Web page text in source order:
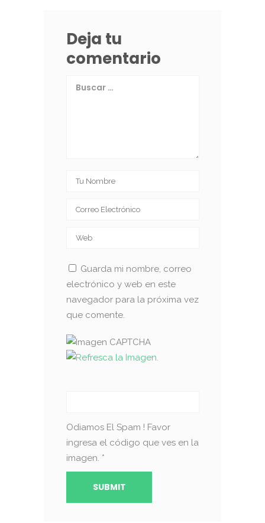
Deja tu
comentario
Guarda mi nombre, correo
electrónico y web en este
navegador para la próxima vez
que comente.
Odiamos El Spam ! Favor
ingresa el código que ves en la
imagen. *